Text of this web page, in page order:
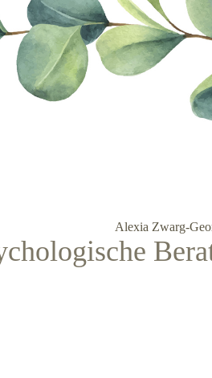
Alexia Zwarg-